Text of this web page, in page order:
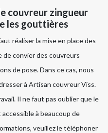
couvreur zingueur
les gouttières
réaliser la mise en place des
convier des couvreurs
de pose. Dans ce cas, nous
à Artisan couvreur Viss.
Il ne faut pas oublier que le
à beaucoup de
veuillez le téléphoner